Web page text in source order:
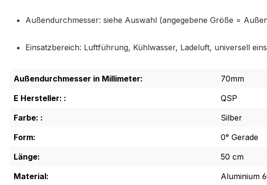
Außendurchmesser: siehe Auswahl (angegebene Größe =
Einsatzbereich: Luftführung, Kühlwasser, Ladeluft, universell
Außendurchmesser in Millimeter:
70mm
E Hersteller: :
QSP
Farbe: :
Silber
Form:
0° Gerade
Länge:
50 cm
Material:
Aluminium